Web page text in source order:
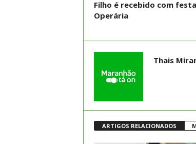
Filho é recebido com
Operária
Thais
ARTIGOS RELACIONADOS